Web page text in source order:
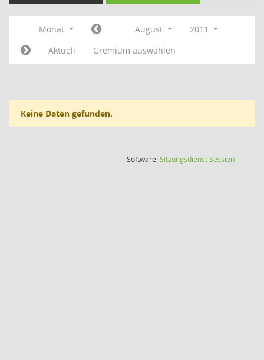
Monat August
2011
Aktuell
Gremium auswählen
Keine Daten gefunden.
Software:SitzungsdienstSession(Wird in